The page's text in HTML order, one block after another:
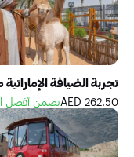
262.50 AED نضمن أفضل